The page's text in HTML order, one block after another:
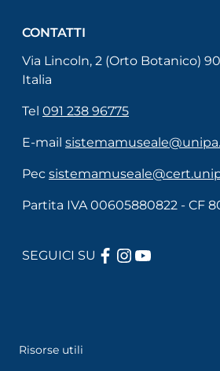
CONTATTI
Via Lincoln, 2 (Orto Botanico)
Italia
Tel 091 238 96775
E-mail
Pec
Partita IVA 00605880822 - CF
SEGUICI SU FACEBOOK
INSTAGRAM
Risorse utili